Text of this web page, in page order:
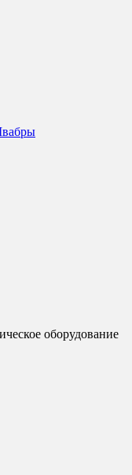
оборудование